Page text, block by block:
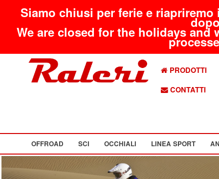
Siamo chiusi per ferie e
We are closed for the holidays
PRODOTTI
CONTATTI
OFFROAD SCI OCCHIALI LINEA SPORT